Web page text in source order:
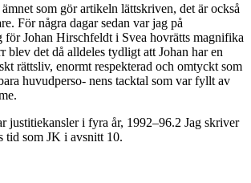
som gör artikeln lättskriven, det är också
För några dagar sedan var jag på
för Johan Hirschfeldt i Svea hovrätts magnifika
blev det då alldeles tydligt att Johan har en
rättsliv, enormt respekterad och omtyckt som
huvudperso- nens tacktal som var fyllt av
justitiekansler i fyra år, 1992–96.2 Jag skriver
tid som JK i avsnitt 10.